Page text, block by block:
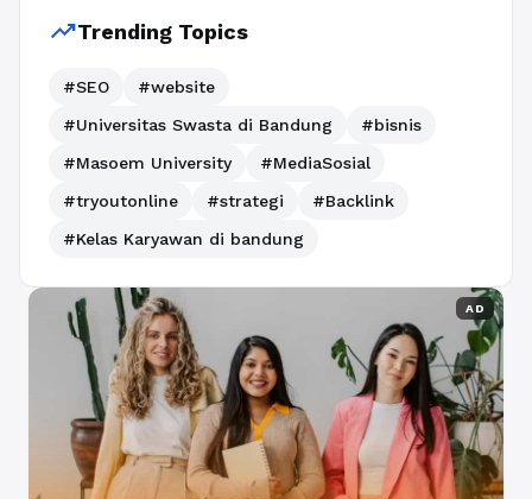
trending_upTrending Topics
#SEO
#website
#Universitas Swasta di Bandung
#bisnis
#Masoem University
#MediaSosial
#tryoutonline
#strategi
#Backlink
#Kelas Karyawan di bandung
AD